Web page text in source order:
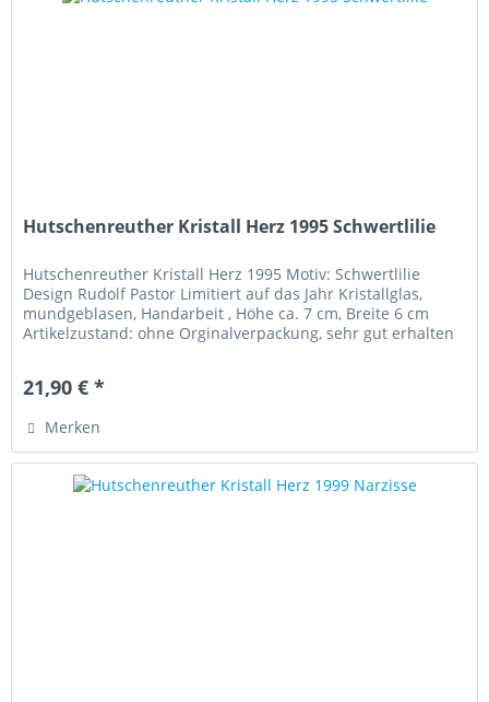
Hutschenreuther Kristall Herz 1995 Schwertlilie
Hutschenreuther Kristall Herz 1995 Motiv: Schwertlilie
Design Rudolf Pastor Limitiert auf das Jahr Kristallglas,
mundgeblasen, Handarbeit , Höhe ca. 7 cm, Breite 6 cm
Artikelzustand: ohne Orginalverpackung, sehr gut erhalten
21,90 € *
Merken